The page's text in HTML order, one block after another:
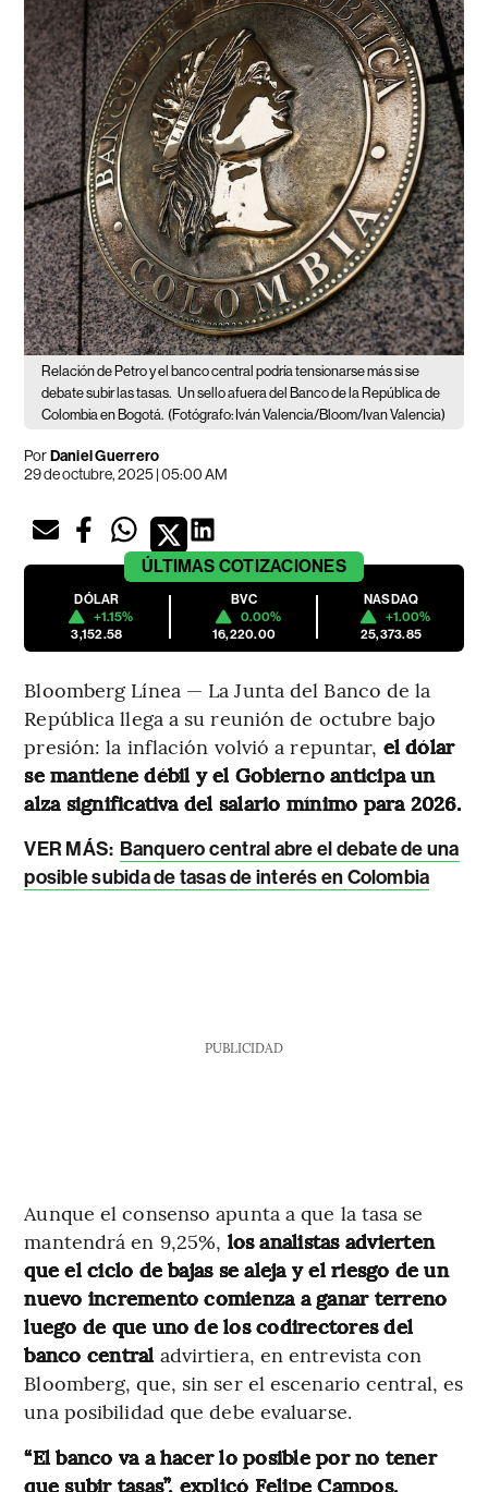
Relación de Petro y el banco central podría tensionarse más si se
debate subir las tasas. Un sello afuera del Banco de la República de
Colombia en Bogotá. (Fotógrafo: Iván Valencia/Bloom/Ivan Valencia)
PorDaniel Guerrero
29 de octubre, 2025 | 05:00 AM
ÚLTIMAS COTIZACIONES
DÓLAR
+1.15%
3,152.58
BVC
0.00%
16,220.00
NASDAQ
+1.00%
25,373.85
Bloomberg Línea — La Junta del Banco de la
República llega a su reunión de octubre bajo
presión: la inflación volvió a repuntar, el dólar
se mantiene débil y el Gobierno anticipa un
alza significativa del salario mínimo para 2026.
VER MÁS: Banquero central abre el debate de una
posible subida de tasas de interés en Colombia
PUBLICIDAD
Aunque el consenso apunta a que la tasa se
mantendrá en 9,25%, los analistas advierten
que el ciclo de bajas se aleja y el riesgo de un
nuevo incremento comienza a ganar terreno
luego de que uno de los codirectores del
banco central advirtiera, en entrevista con
Bloomberg, que, sin ser el escenario central, es
una posibilidad que debe evaluarse.
“El banco va a hacer lo posible por no tener
que subir tasas”, explicó Felipe Campos,